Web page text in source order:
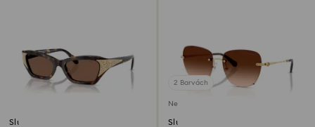
Sluneční brýle
2 Barvách
Není na skladě
Sluneční brýle